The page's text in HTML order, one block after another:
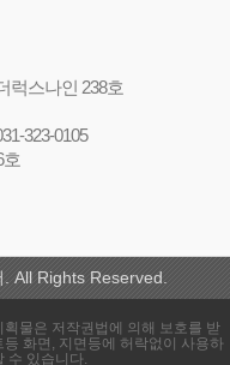
럭스나인 238호
323-0105
호
All Rights Reserved.
물은 저작권법에 의해 보호를 받
화면, 지면등에 허락없이 사용하
수 있습니다.